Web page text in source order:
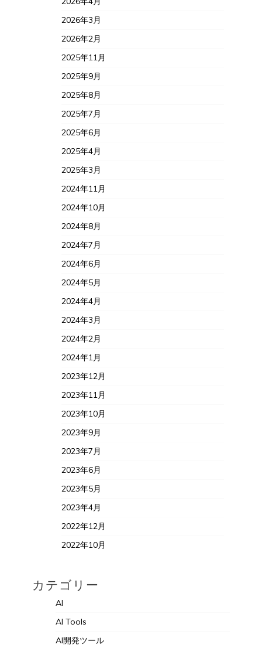
2026年3月
2026年2月
2025年11月
2025年9月
2025年8月
2025年7月
2025年6月
2025年4月
2025年3月
2024年11月
2024年10月
2024年8月
2024年7月
2024年6月
2024年5月
2024年4月
2024年3月
2024年2月
2024年1月
2023年12月
2023年11月
2023年10月
2023年9月
2023年7月
2023年6月
2023年5月
2023年4月
2022年12月
2022年10月
カテゴリー
AI
AI Tools
AI開発ツール